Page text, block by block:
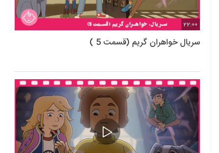
22:00
سریال خواهران گریم (قسمت 5 )